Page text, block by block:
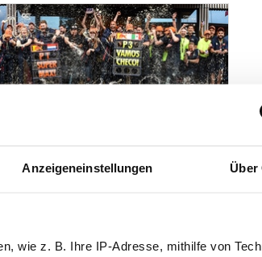
Anzeigeneinstellungen Über
wie z. B. Ihre IP-Adresse, mithilfe von